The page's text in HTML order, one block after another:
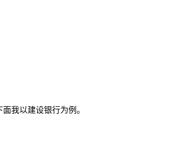
我以建设银行为例。